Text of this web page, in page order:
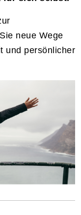
neue Wege
und persönlicher